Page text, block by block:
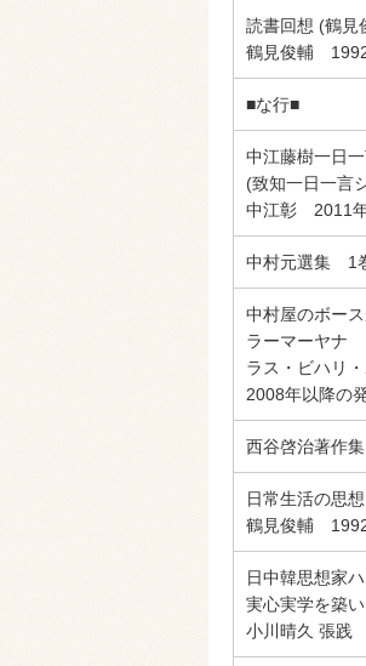
読書回想 (鶴見
鶴見俊輔
■な行■
中江藤樹一日
(致知一日一言
中江彰 2011
中村元選集 1
中村屋のボー
ラーマーヤナ
ラス・ビハリ
2008年以降の
西谷啓治著作
日常生活の思
鶴見俊輔
日中韓思想家
実心実学を築
小川晴久 張